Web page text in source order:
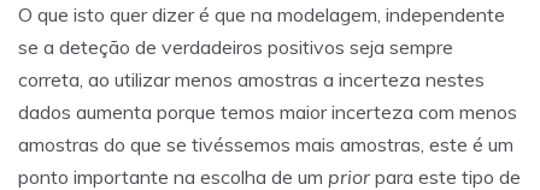
O que isto quer dizer é que na modelagem, independente
se a deteção de verdadeiros positivos seja sempre
correta, ao utilizar menos amostras a incerteza nestes
dados aumenta porque temos maior incerteza com menos
amostras do que se tivéssemos mais amostras, este é um
ponto importante na escolha de um prior para este tipo de